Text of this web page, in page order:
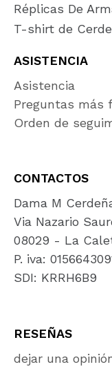
Réplicas De
T-shirt de
ASISTENCIA
Asistencia
Preguntas más
Orden de
CONTACTOS
Dama M
Via Nazario
08029 - La
P. iva:
SDI: KRRH6B9
RESEÑAS
dejar una